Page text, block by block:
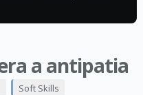
a antipatia
Soft Skills